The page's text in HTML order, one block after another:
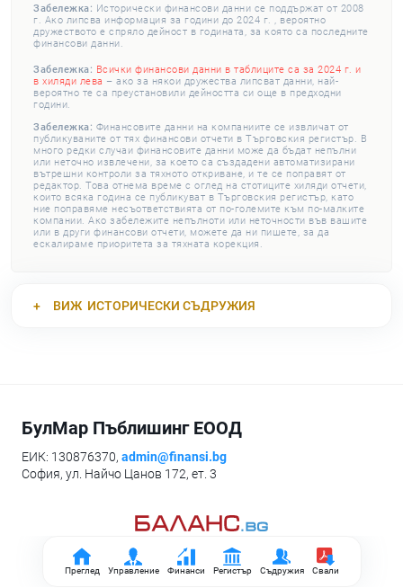
Преглед Управление Финанси Регистър Съдружия Свали
Забележка: Исторически финансови данни се поддържат от 2008
г. Ако липсва информация за години до 2024 г. , вероятно
дружеството е спряло дейност в годината, за която са последните
финансови данни.
Забележка: Всички финансови данни в таблиците са за 2024 г. и
в хиляди лева – ако за някои дружества липсват данни, най-
вероятно те са преустановили дейността си още в предходни
години.
Забележка: Финансовите данни на компаниите се извличат от
публикуваните от тях финансови отчети в Търговския регистър. В
много редки случаи финансовите данни може да бъдат непълни
или неточно извлечени, за което са създадени автоматизирани
вътрешни контроли за тяхното откриване, и те се поправят от
редактор. Това отнема време с оглед на стотиците хиляди отчети,
които всяка година се публикуват в Търговския регистър, като
ние поправяме несъответствията от по-големите към по-малките
компании. Ако забележите непълноти или неточности във вашите
или в други финансови отчети, можете да ни пишете, за да
ескалираме приоритета за тяхната корекция.
ВИЖ ИСТОРИЧЕСКИ СЪДРУЖИЯ
БулМар Пъблишинг ЕООД
ЕИК: 130876370, admin@finansi.bg
София, ул. Найчо Цанов 172, ет. 3